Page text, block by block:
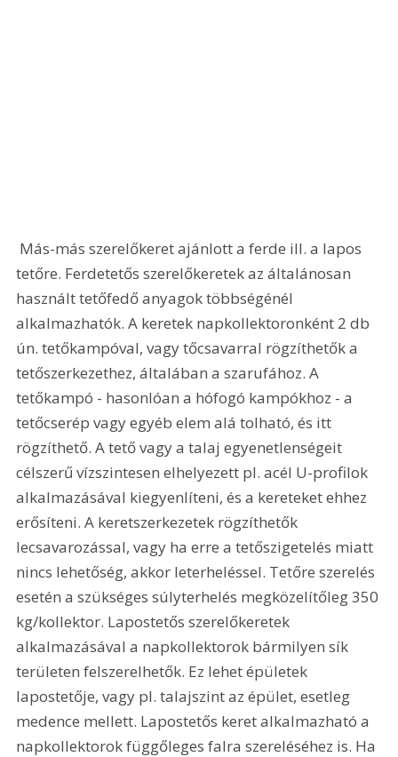
tetőre. Ferdetetős szerelőkeretek az általánosan
használt tetőfedő anyagok többségénél
alkalmazhatók. A keretek napkollektoronként 2 db
ún. tetőkampóval, vagy tőcsavarral rögzíthetők a
tetőszerkezethez, általában a szarufához. A
tetőkampó - hasonlóan a hófogó kampókhoz - a
tetőcserép vagy egyéb elem alá tolható, és itt
rögzíthető. A tető vagy a talaj egyenetlenségeit
célszerű vízszintesen elhelyezett pl. acél U-profilok
alkalmazásával kiegyenlíteni, és a kereteket ehhez
erősíteni. A keretszerkezetek rögzíthetők
lecsavarozással, vagy ha erre a tetőszigetelés miatt
nincs lehetőség, akkor leterheléssel. Tetőre szerelés
esetén a szükséges súlyterhelés megközelítőleg 350
kg/kollektor. Lapostetős szerelőkeretek
alkalmazásával a napkollektorok bármilyen sík
területen felszerelhetők. Ez lehet épületek
lapostetője, vagy pl. talajszint az épület, esetleg
medence mellett. Lapostetős keret alkalmazható a
napkollektorok függőleges falra szereléséhez is. Ha